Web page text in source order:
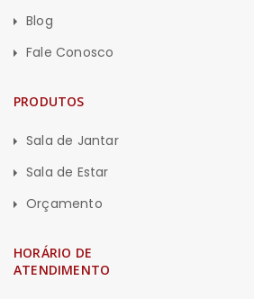
Blog
Fale Conosco
PRODUTOS
Sala de Jantar
Sala de Estar
Orçamento
HORÁRIO DE
ATENDIMENTO